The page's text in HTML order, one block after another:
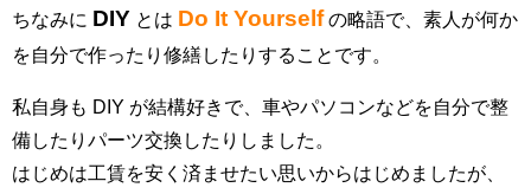
ちなみに DIY とは Do It Yourselfの略語で、素人が何か
を自分で作ったり修繕したりすることです。
私自身も DIY が結構好きで、車やパソコンなどを自分で整
備したりパーツ交換したりしました。
はじめは工賃を安く済ませたい思いからはじめましたが、